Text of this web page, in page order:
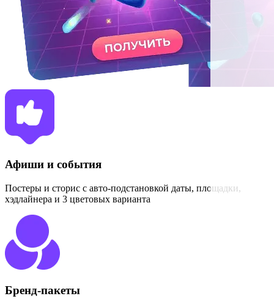
Афиши и события
Постеры и сторис с авто-подстановкой даты, площадки,
хэдлайнера и 3 цветовых варианта
Бренд-пакеты